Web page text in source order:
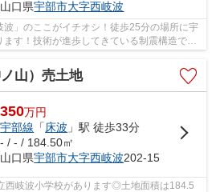
山口県宇部市大字西岐波
波」のここがイチオシ！徒歩25分の場所に宇
す！技術が進歩してきている制震構造で、
も充実している新...
山）売土地
350万円
宇部線 「 床波 」駅 徒歩33分
- / - / 184.50㎡
山口県宇部市大字西岐波202-15
西岐波小学校があります◎土地面積は184.5